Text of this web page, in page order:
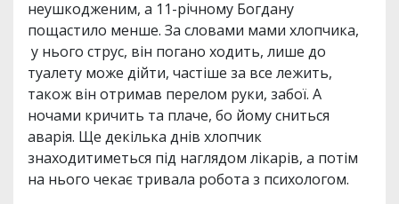
неушкодженим, а 11-річному Богдану
пощастило менше. За словами мами хлопчика,
у нього струс, він погано ходить, лише до
туалету може дійти, частіше за все лежить,
також він отримав перелом руки, забої. А
ночами кричить та плаче, бо йому сниться
аварія. Ще декілька днів хлопчик
знаходитиметься під наглядом лікарів, а потім
на нього чекає тривала робота з психологом.